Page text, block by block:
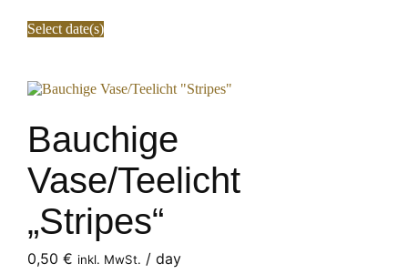
Select date(s)
Bauchige
Vase/Teelicht
„Stripes“
0,50€ inkl. MwSt. / day